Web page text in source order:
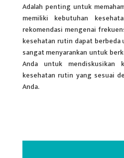
Adalah penting untuk
memiliki kebutuhan
rekomendasi mengenai
kesehatan rutin dapat berbeda
sangat menyarankan untuk
Anda untuk mendiskusikan
kesehatan rutin yang sesuai
Anda.